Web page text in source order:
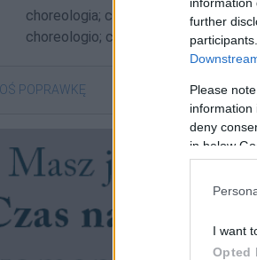
further
Please
information
deny
in below
I want
Opted
choreologia; choreologią;
choreologio; choreologiom
POPRAWKĘ